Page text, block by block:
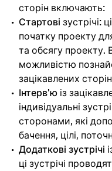
сторін включають:
Стартові зустрічі:
початку проекту
та обсягу
можливістю
зацікавлених
Інтерв'ю із
індивідуальні
сторонами, які
бачення, цілі,
Додаткові зустрічі
ці зустрічі